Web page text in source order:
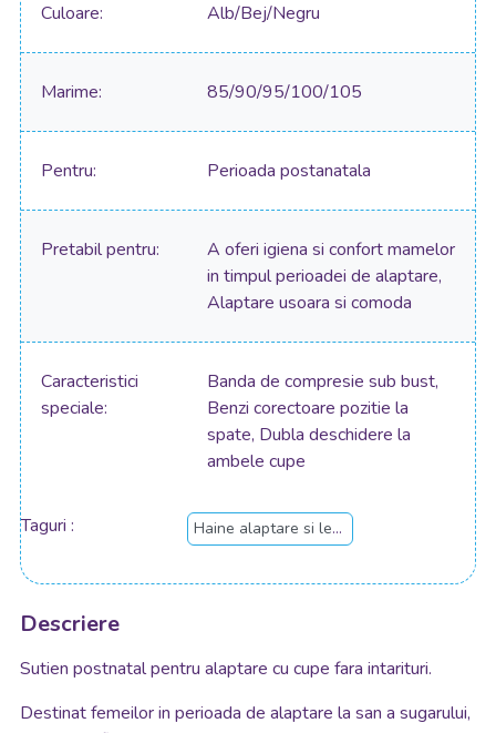
Culoare Alb/Bej/Negru
Marime 85/90/95/100/105
Pentru Perioada postanatala
Pretabil pentru
A oferi igiena si confort mamelor
in timpul perioadei de alaptare,
Alaptare usoara si comoda
Caracteristici
speciale
Banda de compresie sub bust,
Benzi corectoare pozitie la
spate, Dubla deschidere la
ambele cupe
Taguri Haine alaptare si lenjerie intima
Descriere
Sutien postnatal pentru alaptare cu cupe fara intarituri.
Destinat femeilor in perioada de alaptare la san a sugarului,